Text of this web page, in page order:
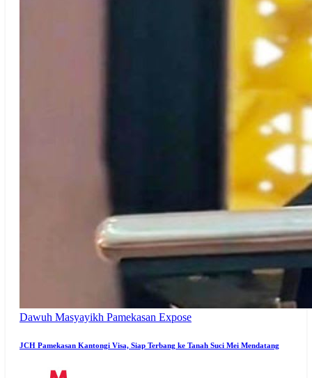
Dawuh Masyayikh Pamekasan Expose
JCH Pamekasan Kantongi Visa, Siap Terbang ke Tanah Suci Mei Mendatang